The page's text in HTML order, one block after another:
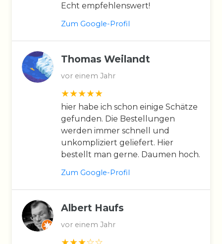
Echt empfehlenswert!
Zum Google-Profil
Thomas Weilandt
vor einem Jahr
hier habe ich schon einige Schätze
gefunden. Die Bestellungen
werden immer schnell und
unkompliziert geliefert. Hier
bestellt man gerne. Daumen hoch.
Zum Google-Profil
Albert Haufs
vor einem Jahr